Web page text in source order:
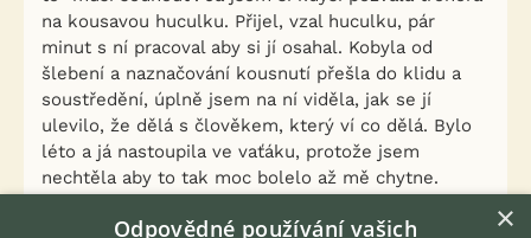
na kousavou huculku. Přijel, vzal huculku, pár
minut s ní pracoval aby si jí osahal. Kobyla od
šlebení a naznačování kousnutí přešla do klidu a
soustředění, úplně jsem na ní viděla, jak se jí
ulevilo, že dělá s člověkem, který ví co dělá. Bylo
léto a já nastoupila ve vaťáku, protože jsem
nechtěla aby to tak moc bolelo až mě chytne.
zpátky a vysvětloval mi po čem se mám dívat, kdy
×
Odpovědné používání vašich